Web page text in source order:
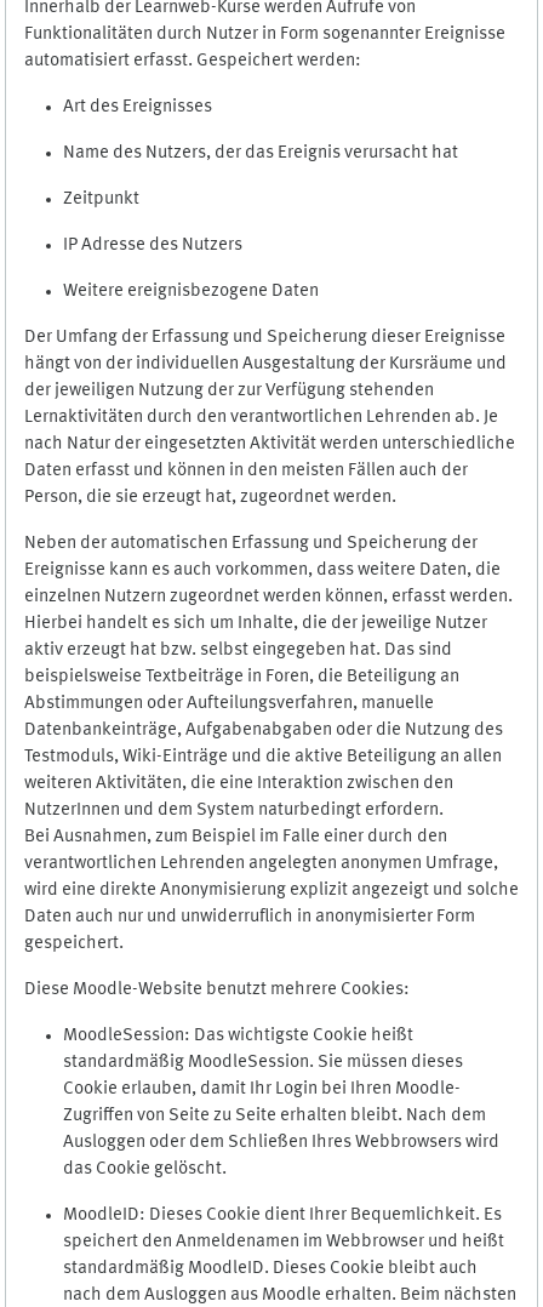
Innerhalb der Learnweb-Kurse werden Aufrufe von
Funktionalitäten durch Nutzer in Form sogenannter Ereignisse
automatisiert erfasst. Gespeichert werden:
Art des Ereignisses
Name des Nutzers, der das Ereignis verursacht hat
Zeitpunkt
IP Adresse des Nutzers
Weitere ereignisbezogene Daten
Der Umfang der Erfassung und Speicherung dieser Ereignisse
hängt von der individuellen Ausgestaltung der Kursräume und
der jeweiligen Nutzung der zur Verfügung stehenden
Lernaktivitäten durch den verantwortlichen Lehrenden ab. Je
nach Natur der eingesetzten Aktivität werden unterschiedliche
Daten erfasst und können in den meisten Fällen auch der
Person, die sie erzeugt hat, zugeordnet werden.
Neben der automatischen Erfassung und Speicherung der
Ereignisse kann es auch vorkommen, dass weitere Daten, die
einzelnen Nutzern zugeordnet werden können, erfasst werden.
Hierbei handelt es sich um Inhalte, die der jeweilige Nutzer
aktiv erzeugt hat bzw. selbst eingegeben hat. Das sind
beispielsweise Textbeiträge in Foren, die Beteiligung an
Abstimmungen oder Aufteilungsverfahren, manuelle
Datenbankeinträge, Aufgabenabgaben oder die Nutzung des
Testmoduls, Wiki-Einträge und die aktive Beteiligung an allen
weiteren Aktivitäten, die eine Interaktion zwischen den
NutzerInnen und dem System naturbedingt erfordern.
Bei Ausnahmen, zum Beispiel im Falle einer durch den
verantwortlichen Lehrenden angelegten anonymen Umfrage,
wird eine direkte Anonymisierung explizit angezeigt und solche
Daten auch nur und unwiderruflich in anonymisierter Form
gespeichert.
Diese Moodle-Website benutzt mehrere Cookies:
MoodleSession: Das wichtigste Cookie heißt
standardmäßig MoodleSession. Sie müssen dieses
Cookie erlauben, damit Ihr Login bei Ihren Moodle-
Zugriffen von Seite zu Seite erhalten bleibt. Nach dem
Ausloggen oder dem Schließen Ihres Webbrowsers wird
das Cookie gelöscht.
MoodleID: Dieses Cookie dient Ihrer Bequemlichkeit. Es
speichert den Anmeldenamen im Webbrowser und heißt
standardmäßig MoodleID. Dieses Cookie bleibt auch
nach dem Ausloggen aus Moodle erhalten. Beim nächsten